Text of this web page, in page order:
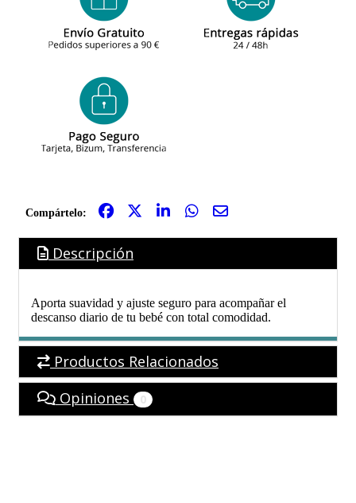
Compártelo:
Descripción
Aporta suavidad y ajuste seguro para acompañar el
descanso diario de tu bebé con total comodidad.
Productos Relacionados
Opiniones
0